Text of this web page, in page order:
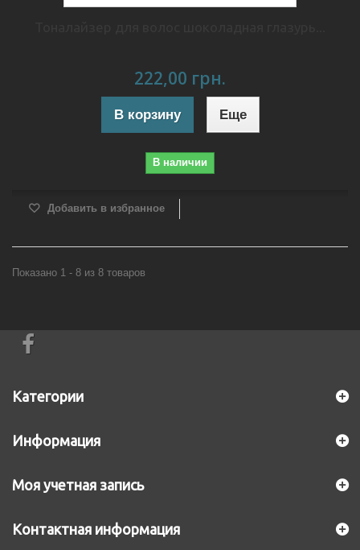
222,00 грн.
В корзину Еще
В наличии
Добавить в избранное
Показано 1 - 8 из 8 товаров
Категории
Информация
Моя учетная запись
Контактная информация